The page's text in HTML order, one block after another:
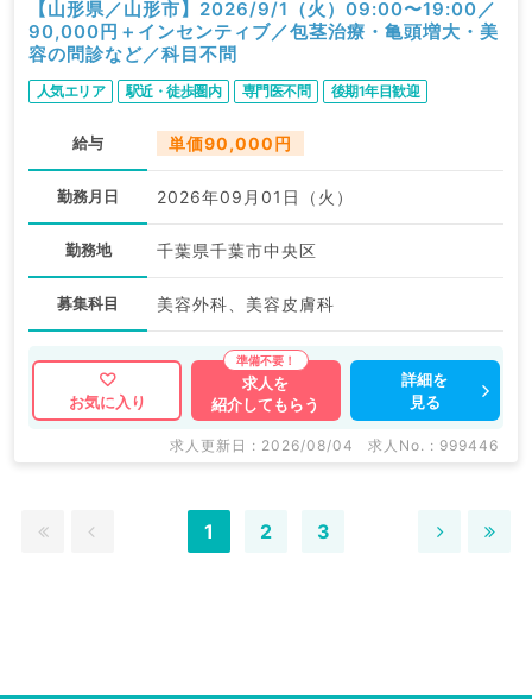
【山形県／山形市】2026/9/1（火）09:00〜19:00／
90,000円＋インセンティブ／包茎治療・亀頭増大・美
容の問診など／科目不問
人気エリア 駅近・徒歩圏内 専門医不問 後期1年目歓迎
給与 単価90,000円
勤務月日 2026年09月01日（火）
勤務地 千葉県千葉市中央区
募集科目 美容外科、美容皮膚科
お気に入り
求人を
紹介してもらう
詳細を
見る
求人更新日 : 2026/08/04 求人No. : 999446
1 2 3